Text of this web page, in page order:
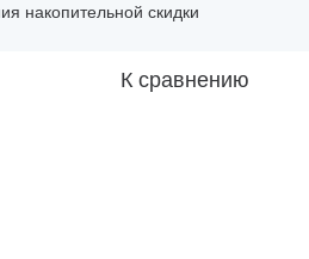
накопительной скидки
К сравнению